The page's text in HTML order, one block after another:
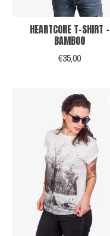
HEARTCORE T-SHIRT -
BAMBOO
€35,00